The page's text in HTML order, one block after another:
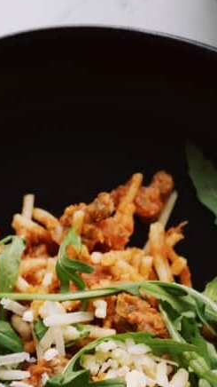
כל הזכויות שמורותToMix